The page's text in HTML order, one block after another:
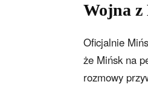
Wojna z
Oficjalnie
że Mińsk na
rozmowy